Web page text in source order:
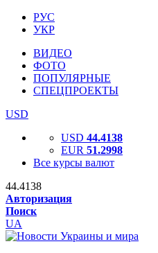
РУС
УКР
ВИДЕО
ФОТО
ПОПУЛЯРНЫЕ
СПЕЦПРОЕКТЫ
USD
USD 44.4138
EUR 51.2998
Все курсы валют
44.4138
Авторизация
Поиск
UA